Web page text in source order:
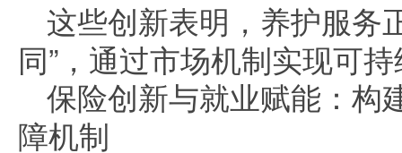
这些创新表明，养护服务
同”，通过市场机制实现可
保险创新与就业赋能：构
障机制